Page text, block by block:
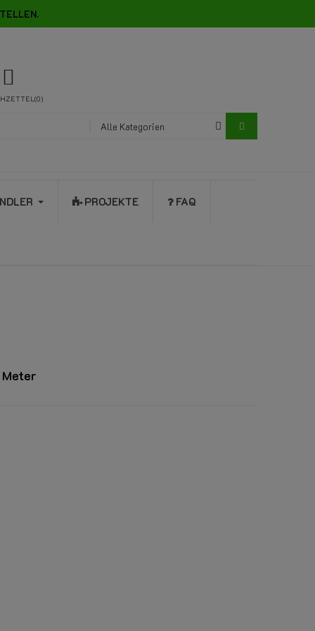
0
Alle Kategorien
PROJEKTE FAQ